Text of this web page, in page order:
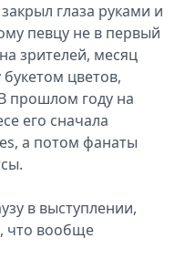
глаза руками и
певцу не в первый
зрителей, месяц
цветов,
прошлом году на
его сначала
а потом фанаты
в выступлении,
что вообще